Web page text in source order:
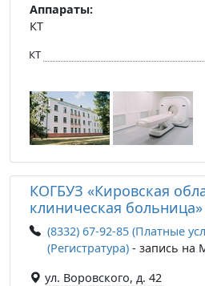
Аппараты:
КТ
КТ
КОГБУЗ «Кировская
клиническая больница»
(8332) 67-92-85 (Платные
(Регистратура) - запись на
ул. Воровского, д. 42